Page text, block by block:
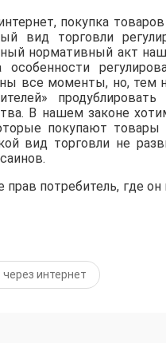
покупка
вид торговли
нормативный акт
все моменты, но,
В нашем законе
покупают товары
вид торговли не
потребитель, где он
интернет